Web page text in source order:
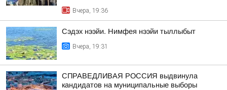
Вчера, 19:36
Сэдэх нээйи. Нимфея нээйи тыллыбыт
Вчера, 19:31
СПРАВЕДЛИВАЯ РОССИЯ выдвинула
кандидатов на муниципальные выборы